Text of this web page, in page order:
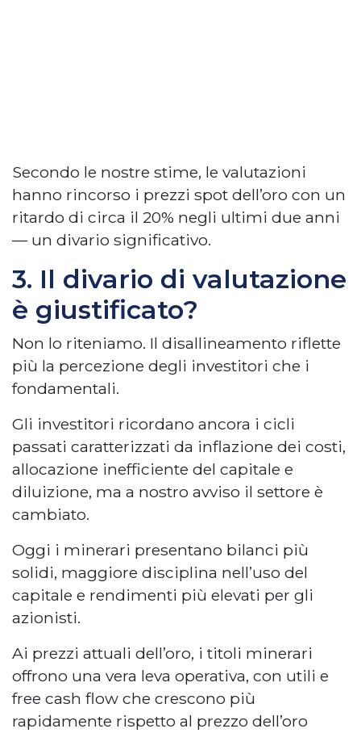
Secondo le nostre stime, le valutazioni
hanno rincorso i prezzi spot dell’oro con un
ritardo di circa il 20% negli ultimi due anni
— un divario significativo.
3. Il divario di valutazione
è giustificato?
Non lo riteniamo. Il disallineamento riflette
più la percezione degli investitori che i
fondamentali.
Gli investitori ricordano ancora i cicli
passati caratterizzati da inflazione dei costi,
allocazione inefficiente del capitale e
diluizione, ma a nostro avviso il settore è
cambiato.
Oggi i minerari presentano bilanci più
solidi, maggiore disciplina nell’uso del
capitale e rendimenti più elevati per gli
azionisti.
Ai prezzi attuali dell’oro, i titoli minerari
offrono una vera leva operativa, con utili e
free cash flow che crescono più
rapidamente rispetto al prezzo dell’oro